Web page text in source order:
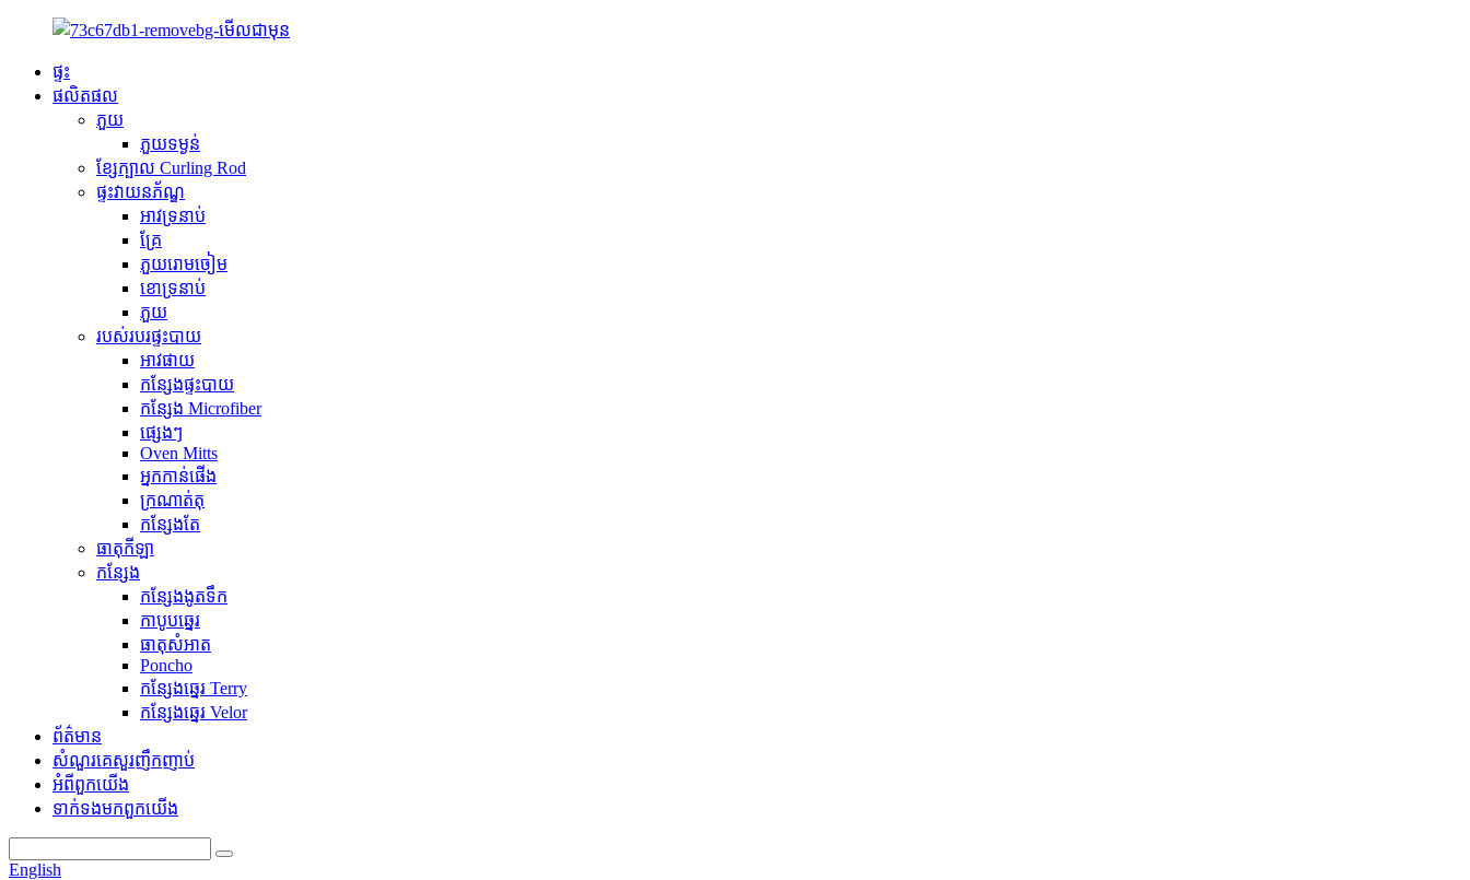
ផ្ទះ
ផលិតផល
ភួយ
ភួយទម្ងន់
ខ្សែក្បាល Curling Rod
ផ្ទះវាយនភ័ណ្ឌ
អាវទ្រនាប់
គ្រែ
ភួយរោមចៀម
ខោទ្រនាប់
ភួយ
របស់របរផ្ទះបាយ
អាវផាយ
កន្សែងផ្ទះបាយ
កន្សែង Microfiber
ផ្សេងៗ
Oven Mitts
អ្នកកាន់ផើង
ក្រណាត់តុ
កន្សែងតែ
ធាតុកីឡា
កន្សែង
កន្សែងងូតទឹក
កាបូបឆ្នេរ
ធាតុសំអាត
Poncho
កន្សែងឆ្នេរ Terry
កន្សែងឆ្នេរ Velor
ព័ត៌មាន
សំណួរគេសួរញឹកញាប់
អំពី​ពួក​យើង
ទាក់ទង​មក​ពួក​យើង
English